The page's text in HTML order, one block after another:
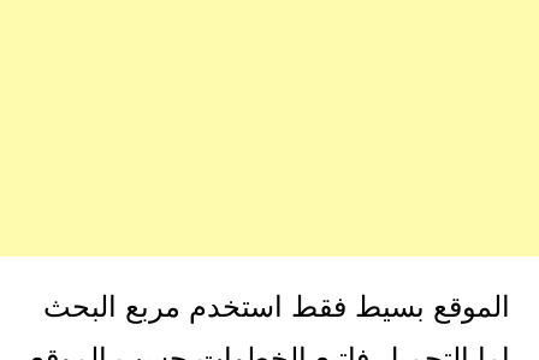
الموقع بسيط فقط استخدم مربع البحث